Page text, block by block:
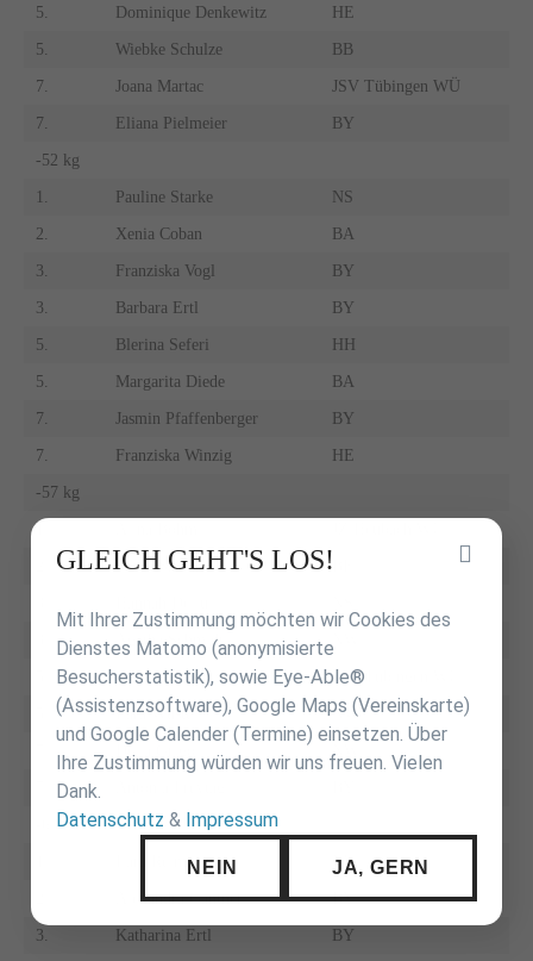
5. Dominique Denkewitz HE
5. Wiebke Schulze BB
7. Joana Martac JSV Tübingen WÜ
7. Eliana Pielmeier BY
-52 kg
1. Pauline Starke NS
2. Xenia Coban BA
3. Franziska Vogl BY
3. Barbara Ertl BY
5. Blerina Seferi HH
5. Margarita Diede BA
7. Jasmin Pfaffenberger BY
7. Franziska Winzig HE
-57 kg
1.
Leyla Saklak BE
Agatha Schmidt
Tara Stumpp JSV Tübingen WÜ
Lara Wüste NW
Delia Grigo NW
-63 kg
Lara Reimann NW
Alexandra Gantner BY
3. Katharina Ertl BY
Inhalt
GLEICH GEHT'S LOS!
Mit Ihrer Zustimmung möchten wir Cookies des
Dienstes Matomo (anonymisierte
Besucherstatistik), sowie Eye-Able®
(Assistenzsoftware), Google Maps (Vereinskarte)
und Google Calender (Termine) einsetzen. Über
Ihre Zustimmung würden wir uns freuen. Vielen
Dank.
Datenschutz & Impressum
NEIN JA, GERN